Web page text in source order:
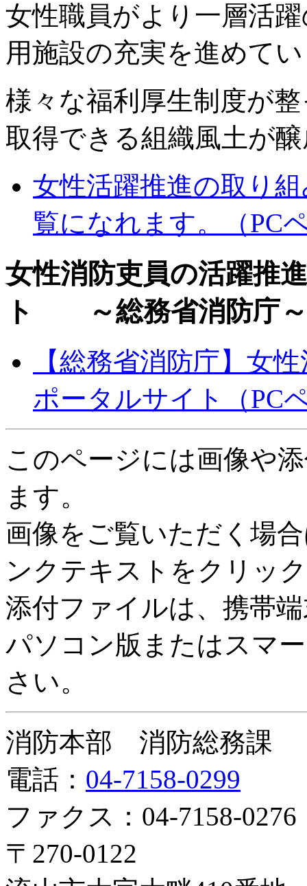
女性職員がより一層活
用施設の充実を進めて
様々な福利厚生制度が
取得できる組織風土が
女性活躍推進の取り
覧になれます。（PC
女性消防吏員の活躍推
ト ～総務省消防庁～
【総務省消防庁】女
ポータルサイト（PC
このページには画像や
ます。
画像をご覧いただく場
ンクテキストをクリッ
添付ファイルは、携帯
パソコン版またはスマ
さい。
消防本部 消防総務課
電話： 04-7158-0299
ファクス：04-7158-0276
〒270-0122